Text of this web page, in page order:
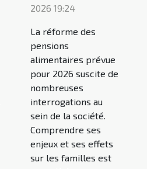
2026 19:24
La réforme des
pensions
alimentaires prévue
pour 2026 suscite de
nombreuses
interrogations au
sein de la société.
Comprendre ses
enjeux et ses effets
sur les familles est